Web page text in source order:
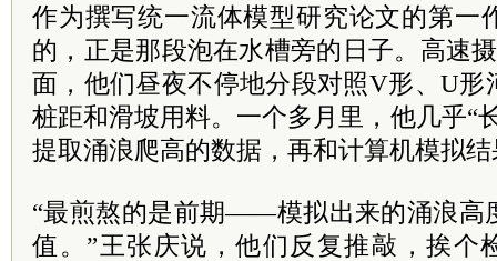
作为撰写统一流体模型研究论文的第一
的，正是那段泡在水槽旁的日子。高速
面，他们昼夜不停地分段对照V形、U形
桩距和滑坡用料。一个多月里，他几乎“
提取涌浪爬高的数据，再和计算机模拟
“最煎熬的是前期——模拟出来的涌浪高
值。”王张庆说，他们反复推敲，挨个